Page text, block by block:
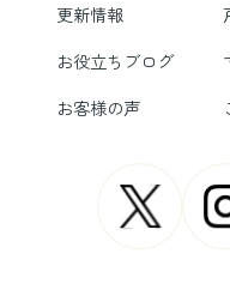
更新情報
お役立ちブログ
お客様の声